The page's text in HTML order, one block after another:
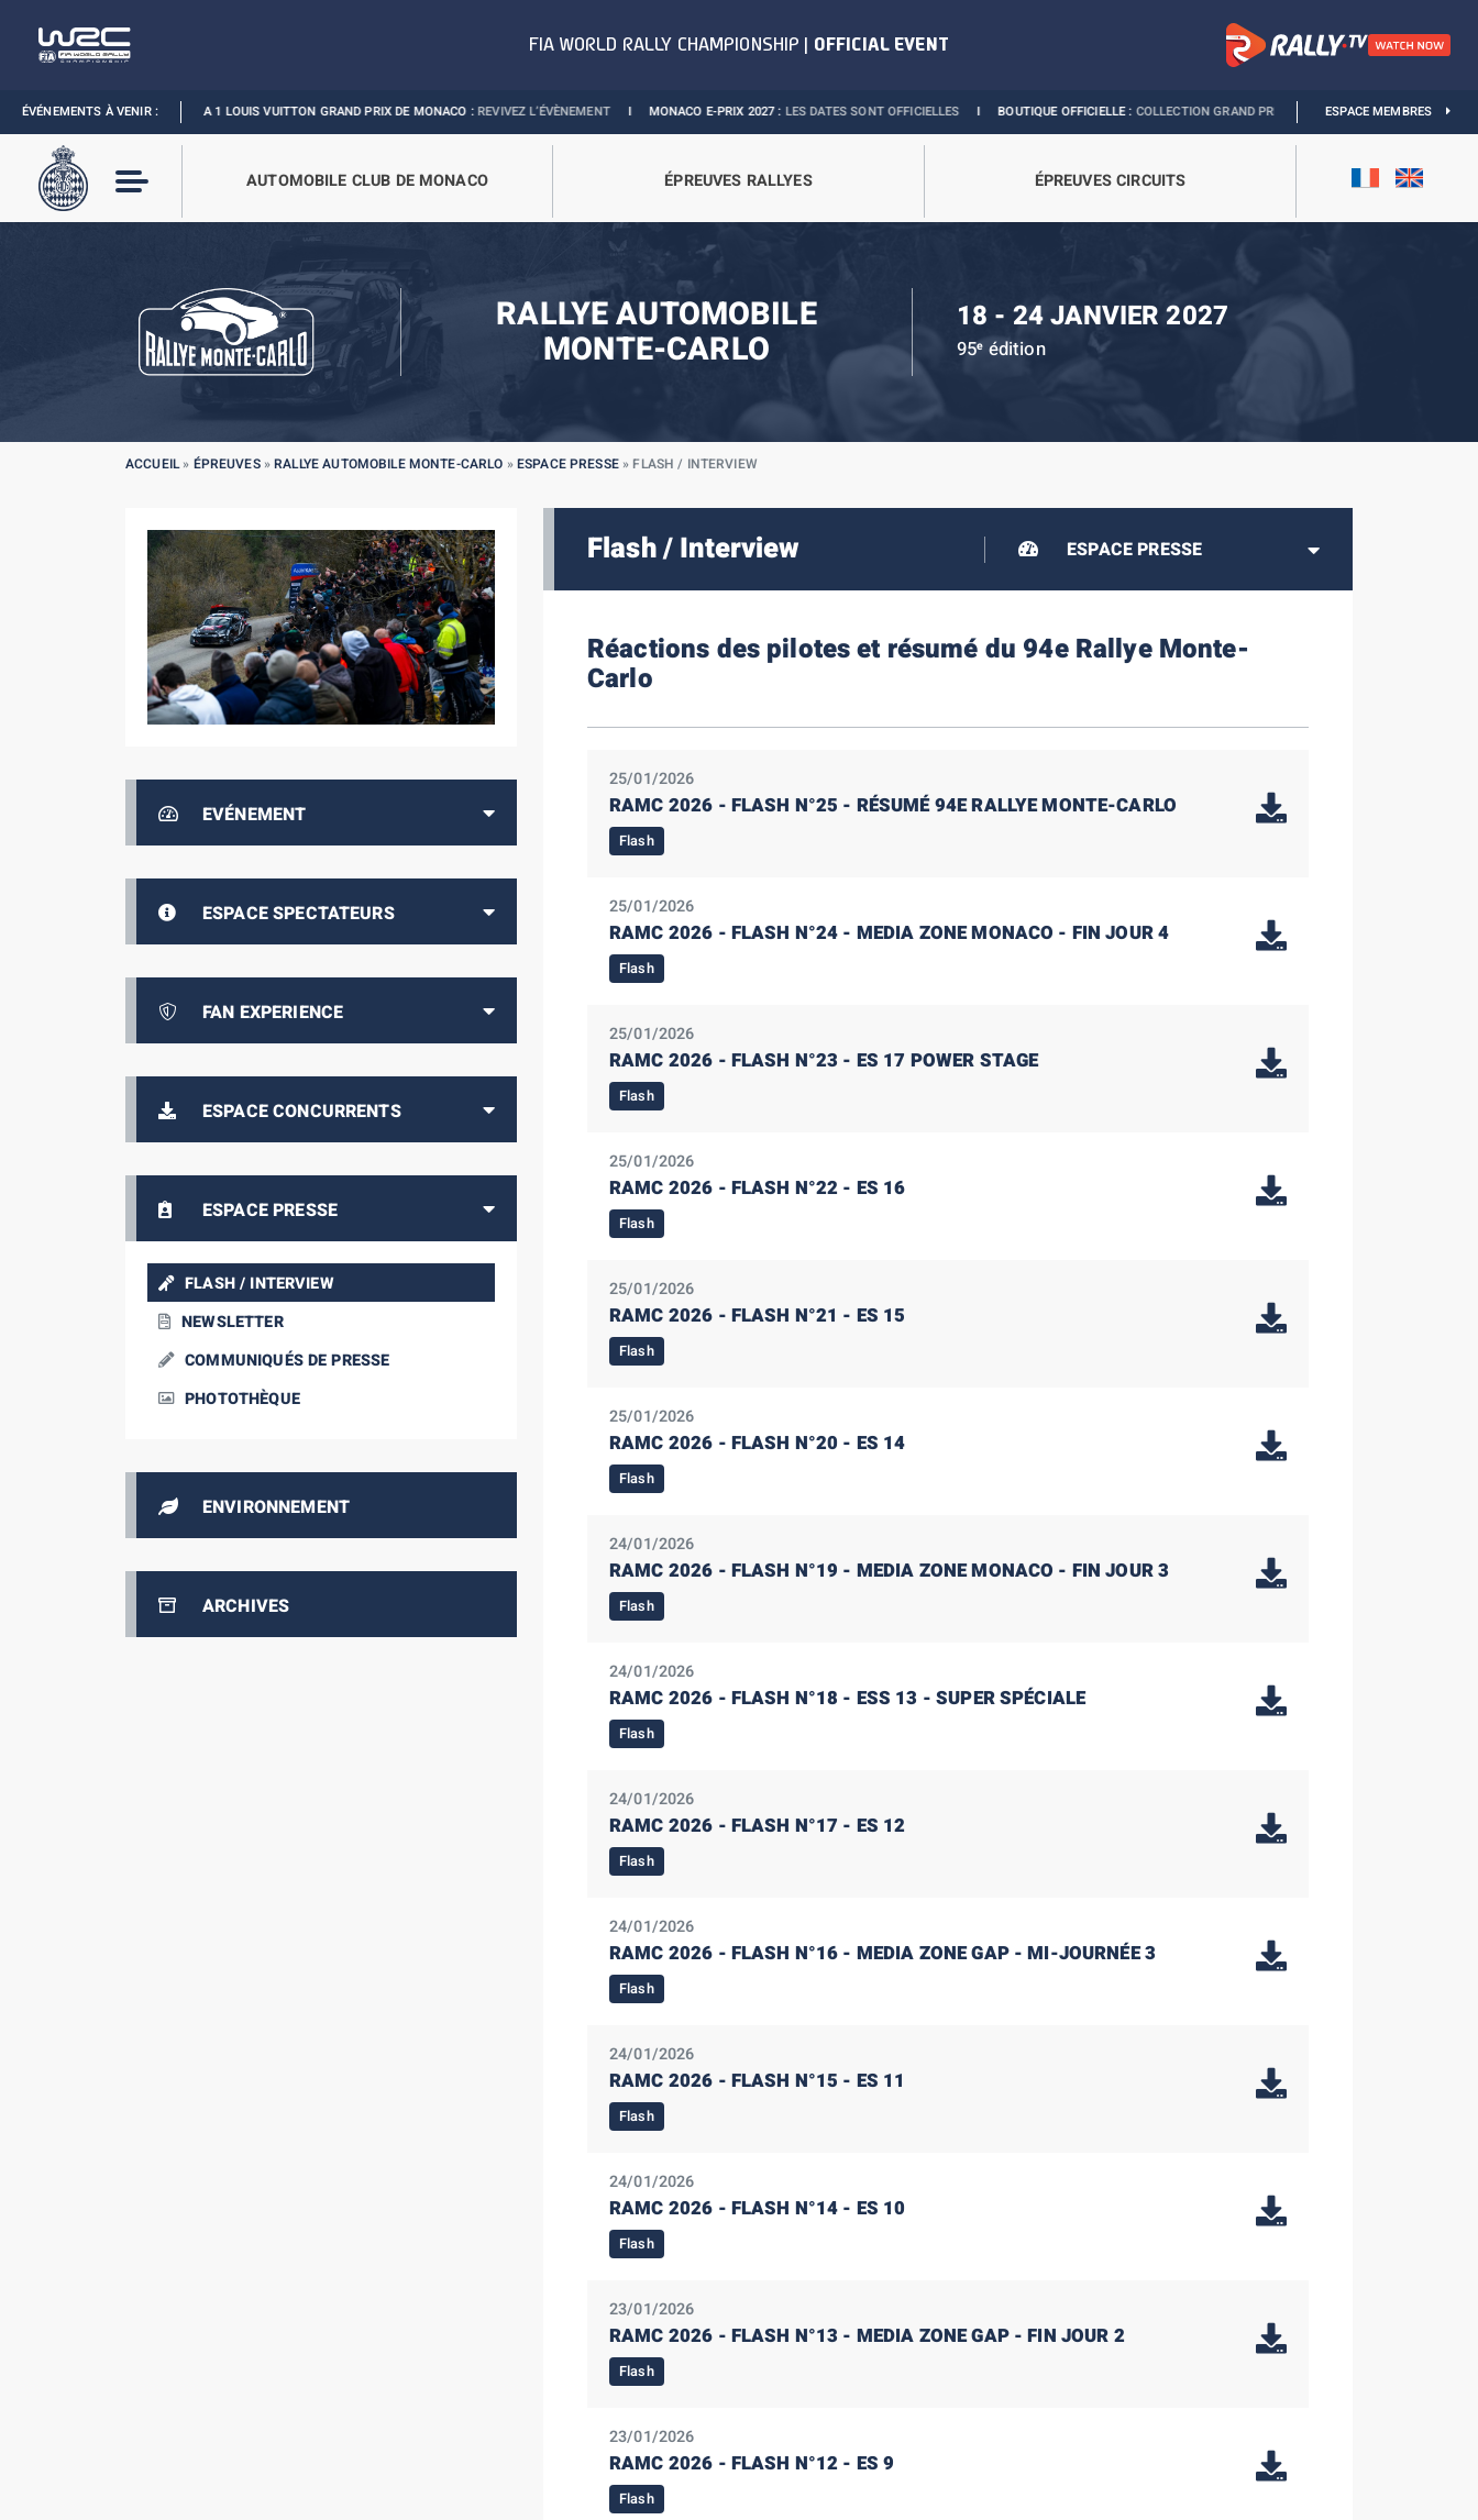
ÉVÉNEMENTS À VENIR :
FORMULA 1 LOUIS VUITTON GRAND PRIX DE MONACO :REVIVEZ L’ÉVÈNEMENTIMONACO E-PRIX 2027 :LES DATES SONT OFFICIELLESIBOUTIQUE OFFICIELLE :COLLECTION GRAND PRIXIEXPOSITION MONACO & L’AUTOMOBILE :
ESPACE MEMBRES
AUTOMOBILE CLUB DE MONACO ÉPREUVES RALLYES ÉPREUVES CIRCUITS
RALLYE AUTOMOBILE
MONTE-CARLO
18 - 24 JANVIER 2027
95e édition
ACCUEIL» ÉPREUVES»RALLYE AUTOMOBILE MONTE-CARLO »ESPACE PRESSE» FLASH / INTERVIEW
EVÉNEMENT
ESPACE SPECTATEURS
FAN EXPERIENCE
ESPACE CONCURRENTS
ESPACE PRESSE
FLASH / INTERVIEW
NEWSLETTER
COMMUNIQUÉS DE PRESSE
PHOTOTHÈQUE
ENVIRONNEMENT
ARCHIVES
Flash / Interview ESPACE PRESSE
Réactions des pilotes et résumé du 94e Rallye Monte-
Carlo
25/01/2026
RAMC 2026 - FLASH N°25 - RÉSUMÉ 94E RALLYE MONTE-CARLO
Flash
25/01/2026
RAMC 2026 - FLASH N°24 - MEDIA ZONE MONACO - FIN JOUR 4
Flash
25/01/2026
RAMC 2026 - FLASH N°23 - ES 17 POWER STAGE
Flash
25/01/2026
RAMC 2026 - FLASH N°22 - ES 16
Flash
25/01/2026
RAMC 2026 - FLASH N°21 - ES 15
Flash
25/01/2026
RAMC 2026 - FLASH N°20 - ES 14
Flash
24/01/2026
RAMC 2026 - FLASH N°19 - MEDIA ZONE MONACO - FIN JOUR 3
Flash
24/01/2026
RAMC 2026 - FLASH N°18 - ESS 13 - SUPER SPÉCIALE
Flash
24/01/2026
RAMC 2026 - FLASH N°17 - ES 12
Flash
24/01/2026
RAMC 2026 - FLASH N°16 - MEDIA ZONE GAP - MI-JOURNÉE 3
Flash
24/01/2026
RAMC 2026 - FLASH N°15 - ES 11
Flash
24/01/2026
RAMC 2026 - FLASH N°14 - ES 10
Flash
23/01/2026
RAMC 2026 - FLASH N°13 - MEDIA ZONE GAP - FIN JOUR 2
Flash
23/01/2026
RAMC 2026 - FLASH N°12 - ES 9
Flash